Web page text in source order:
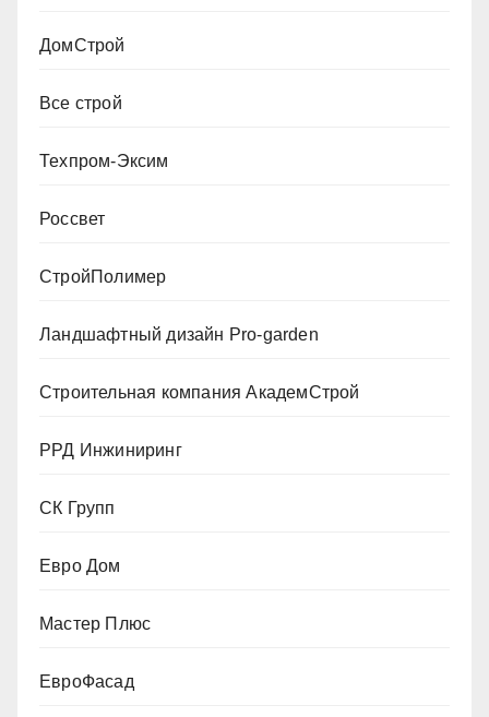
ДомСтрой
Все строй
Техпром-Эксим
Россвет
СтройПолимер
Ландшафтный дизайн Pro-garden
Строительная компания АкадемСтрой
РРД Инжиниринг
СК Групп
Евро Дом
Мастер Плюс
ЕвроФасад